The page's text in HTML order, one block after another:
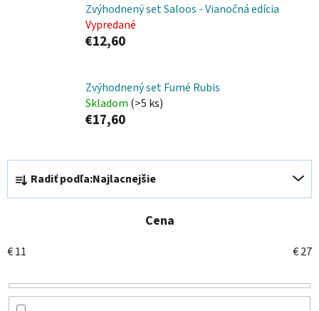
Zvýhodnený set Saloos - Vianočná edícia
Vypredané
€12,60
Zvýhodnený set Fumé Rubis
Skladom (>5 ks)
€17,60
R
d
n
i
e
p
Radiť podľa:Najlacnejšie
Cena
€11 €27